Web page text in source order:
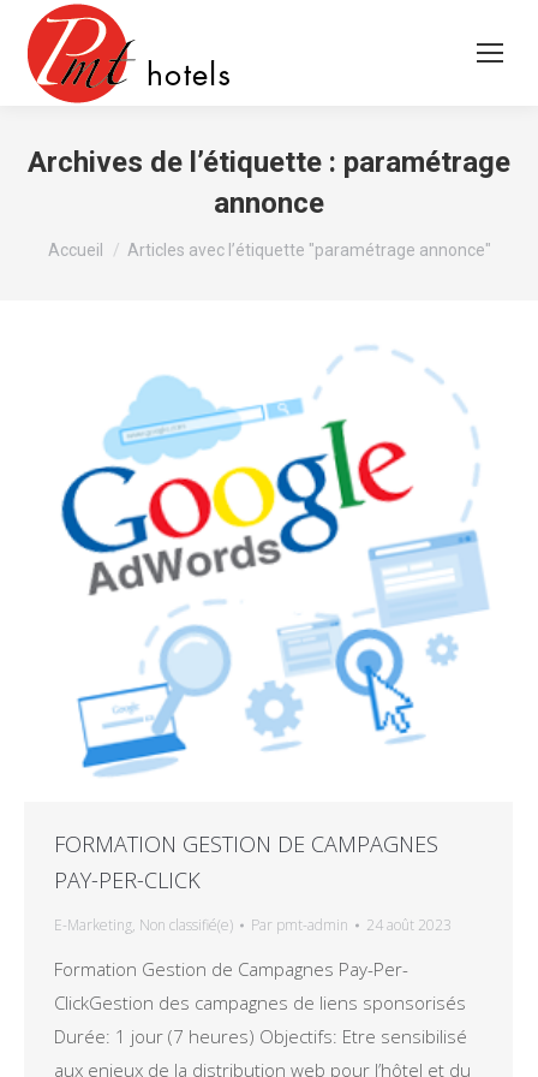
Archives de l’étiquette : paramétrage
annonce
Vous êtes ici :
Accueil Articles avec l’étiquette "paramétrage annonce"
FORMATION GESTION DE CAMPAGNES
PAY-PER-CLICK
E-Marketing, Non classifié(e) Par pmt-admin 24 août 2023
Formation Gestion de Campagnes Pay-Per-
ClickGestion des campagnes de liens sponsorisés
Durée: 1 jour (7 heures) Objectifs: Etre sensibilisé
aux enjeux de la distribution web pour l’hôtel et du